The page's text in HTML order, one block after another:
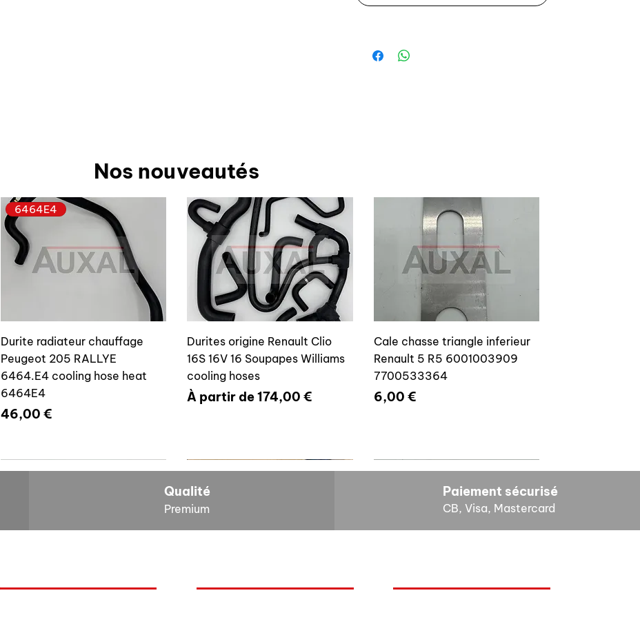
Nos nouveautés
6464E4
Durite radiateur chauffage
Peugeot 205 RALLYE
6464.E4 cooling hose heat
6464E4
Prix
46,00 €
Durites origine Renault Clio
16S 16V 16 Soupapes Williams
cooling hoses
À partir de174,00 €
Prix promotionnel
Cale chasse triangle inferieur
Renault 5 R5 6001003909
7700533364
Prix
6,00 €
7700804636 6464E4
Qualité
Premium
Paiement sécurisé
CB, Visa, Mastercard